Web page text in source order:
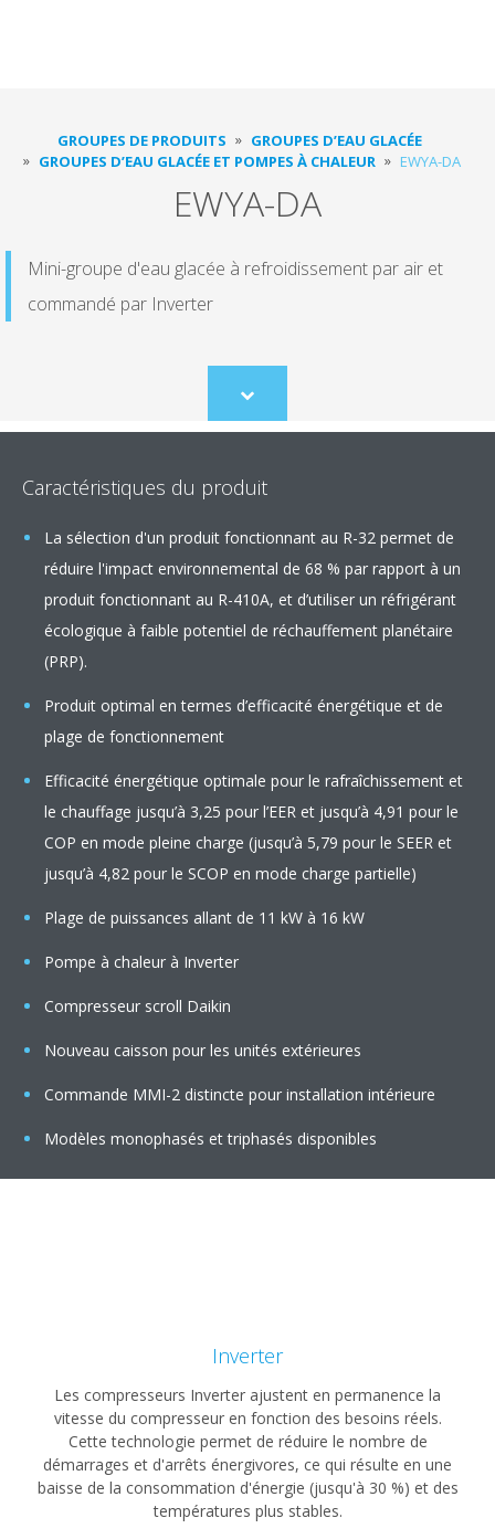
GROUPES DE PRODUITS
GROUPES D’EAU GLACÉE
GROUPES D’EAU GLACÉE ET POMPES À CHALEUR
EWYA-DA
EWYA-DA
Mini-groupe d'eau glacée à refroidissement par air et
commandé par Inverter
Scroll
to
Caractéristiques du produit
La sélection d'un produit fonctionnant au R-32 permet de
réduire l'impact environnemental de 68 % par rapport à un
produit fonctionnant au R-410A, et d’utiliser un réfrigérant
écologique à faible potentiel de réchauffement planétaire
(PRP).
Produit optimal en termes d’efficacité énergétique et de
plage de fonctionnement
Efficacité énergétique optimale pour le rafraîchissement et
le chauffage jusqu’à 3,25 pour l’EER et jusqu’à 4,91 pour le
COP en mode pleine charge (jusqu’à 5,79 pour le SEER et
jusqu’à 4,82 pour le SCOP en mode charge partielle)
Plage de puissances allant de 11 kW à 16 kW
Pompe à chaleur à Inverter
Compresseur scroll Daikin
Nouveau caisson pour les unités extérieures
Commande MMI-2 distincte pour installation intérieure
Modèles monophasés et triphasés disponibles
Inverter
Les compresseurs Inverter ajustent en permanence la
vitesse du compresseur en fonction des besoins réels.
Cette technologie permet de réduire le nombre de
démarrages et d'arrêts énergivores, ce qui résulte en une
baisse de la consommation d'énergie (jusqu'à 30 %) et des
températures plus stables.